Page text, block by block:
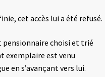
cet accès lui a été refusé.
choisi et trié
exemplaire est venu
en s’avançant vers lui.